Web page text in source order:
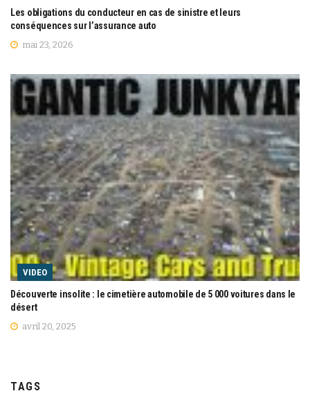
Les obligations du conducteur en cas de sinistre et leurs
conséquences sur l’assurance auto
mai 23, 2026
VIDEO
Découverte insolite : le cimetière automobile de 5 000 voitures dans le
désert
avril 20, 2025
TAGS